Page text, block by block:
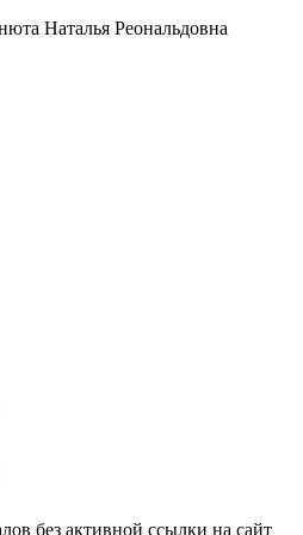
Наталья Реональдовна
без активной ссылки на сайт